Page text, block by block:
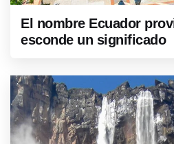
El nombre Ecuador
esconde un significado